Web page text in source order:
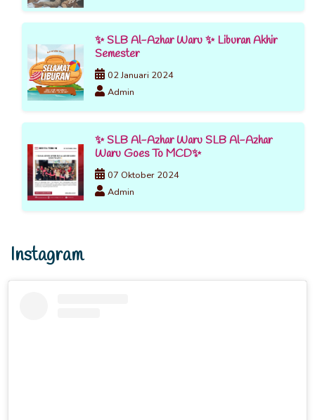
✨ SLB Al-Azhar Waru ✨ Liburan Akhir
Semester
02 Januari 2024
Admin
✨ SLB Al-Azhar Waru SLB Al-Azhar
Waru Goes To MCD✨
07 Oktober 2024
Admin
Instagram